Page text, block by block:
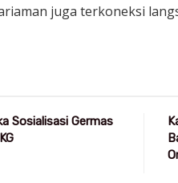
juga terkoneksi
Sosialisasi Germas